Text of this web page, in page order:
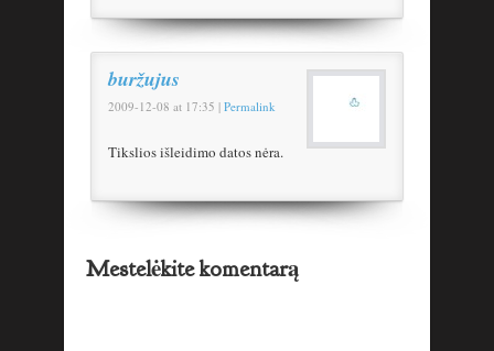
buržujus
2009-12-08 at 17:35 | Permalink
Tikslios išleidimo datos nėra.
Mestelėkite komentarą